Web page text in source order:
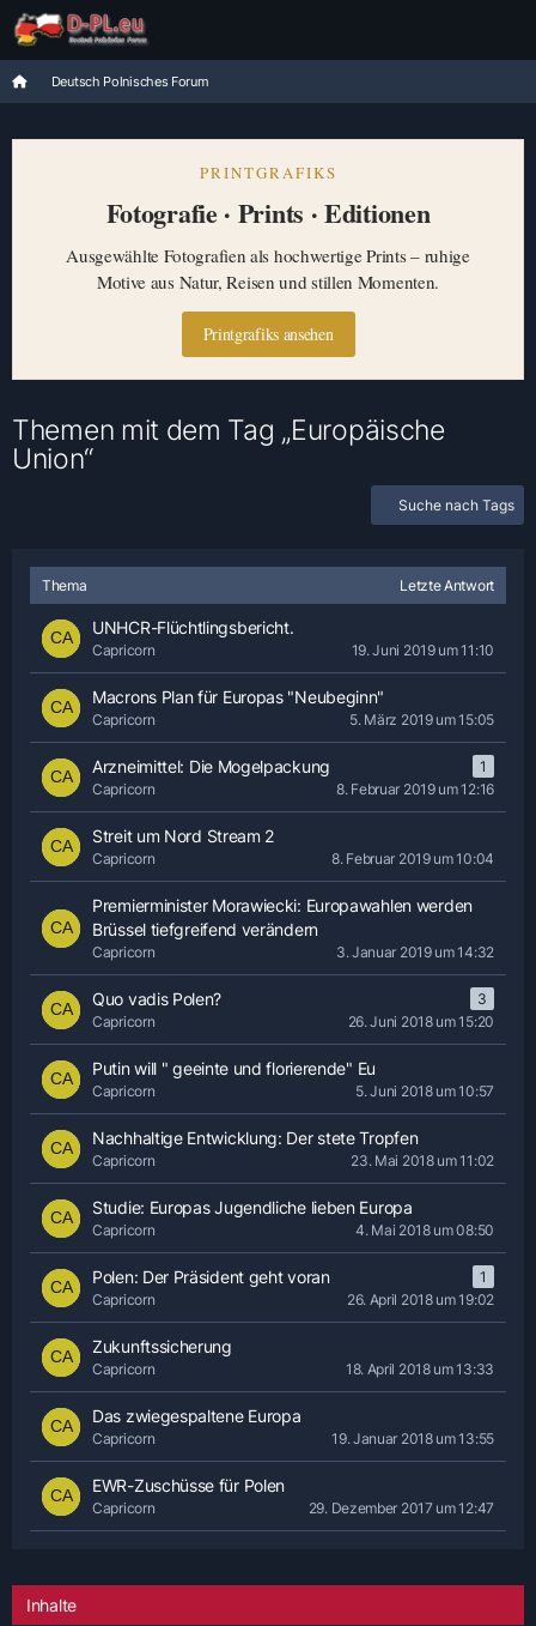
Deutsch Polnisches Forum
PRINTGRAFIKS
Fotografie · Prints · Editionen
Ausgewählte Fotografien als hochwertige Prints – ruhige
Motive aus Natur, Reisen und stillen Momenten.
Printgrafiks ansehen
Themen mit dem Tag „Europäische
Union“
Suche nach Tags
Thema Letzte Antwort
UNHCR-Flüchtlingsbericht.
Capricorn 19. Juni 2019 um 11:10
Macrons Plan für Europas "Neubeginn"
Capricorn 5. März 2019 um 15:05
Arzneimittel: Die Mogelpackung
1
Capricorn
8. Februar 2019 um 12:16
Streit um Nord Stream 2
Capricorn 8. Februar 2019 um 10:04
Premierminister Morawiecki: Europawahlen werden
Brüssel tiefgreifend verändern
Capricorn 3. Januar 2019 um 14:32
Quo vadis Polen?
3
Capricorn
26. Juni 2018 um 15:20
Putin will " geeinte und florierende" Eu
Capricorn 5. Juni 2018 um 10:57
Nachhaltige Entwicklung: Der stete Tropfen
Capricorn 23. Mai 2018 um 11:02
Studie: Europas Jugendliche lieben Europa
Capricorn 4. Mai 2018 um 08:50
Polen: Der Präsident geht voran
1
Capricorn
26. April 2018 um 19:02
Zukunftssicherung
Capricorn 18. April 2018 um 13:33
Das zwiegespaltene Europa
Capricorn 19. Januar 2018 um 13:55
EWR-Zuschüsse für Polen
Capricorn 29. Dezember 2017 um 12:47
Inhalte